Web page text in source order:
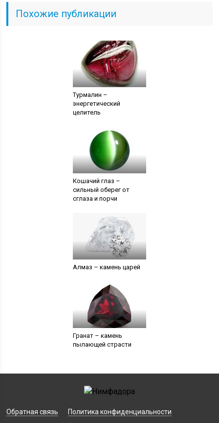
Похожие публикации
Турмалин –
энергетический
целитель
Кошачий глаз –
сильный оберег от
сглаза и порчи
Алмаз – камень царей
Гранат – камень
пылающей страсти
Обратная связь
Политика конфиденциальности